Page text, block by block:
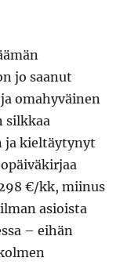
jo saanut
omahyväinen
silkkaa
ja kieltäytynyt
€/kk, miinus
asioista
– eihän